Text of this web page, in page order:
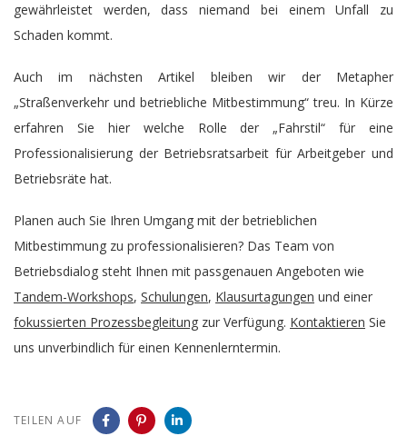
gewährleistet werden, dass niemand bei einem Unfall zu
Schaden kommt.
Auch im nächsten Artikel bleiben wir der Metapher
„Straßenverkehr und betriebliche Mitbestimmung“ treu. In Kürze
erfahren Sie hier welche Rolle der „Fahrstil“ für eine
Professionalisierung der Betriebsratsarbeit für Arbeitgeber und
Betriebsräte hat.
Planen auch Sie Ihren Umgang mit der betrieblichen
Mitbestimmung zu professionalisieren? Das Team von
Betriebsdialog steht Ihnen mit passgenauen Angeboten wie
Tandem-Workshops, Schulungen, Klausurtagungen und einer
fokussierten Prozessbegleitung zur Verfügung. Kontaktieren Sie
uns unverbindlich für einen Kennenlerntermin.
TEILEN AUF